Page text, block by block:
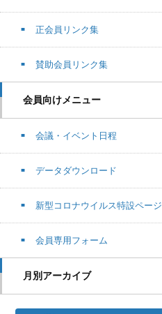
正会員リンク集
賛助会員リンク集
会員向けメニュー
会議・イベント日程
データダウンロード
新型コロナウイルス特設ページ
会員専用フォーム
月別アーカイブ
月別アーカイブ